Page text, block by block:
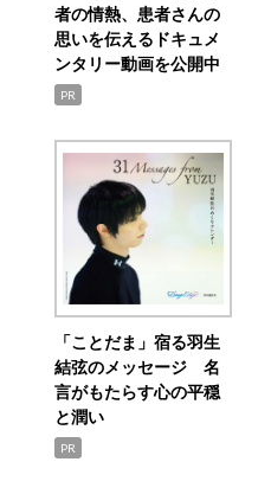
者の情熱、患者さんの
思いを伝えるドキュメ
ンタリー動画を公開中
PR
「ことだま」宿る羽生
結弦のメッセージ 名
言がもたらす心の平穏
と潤い
PR